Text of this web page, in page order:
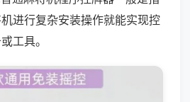
进行复杂安装操作就能实现控
工具。